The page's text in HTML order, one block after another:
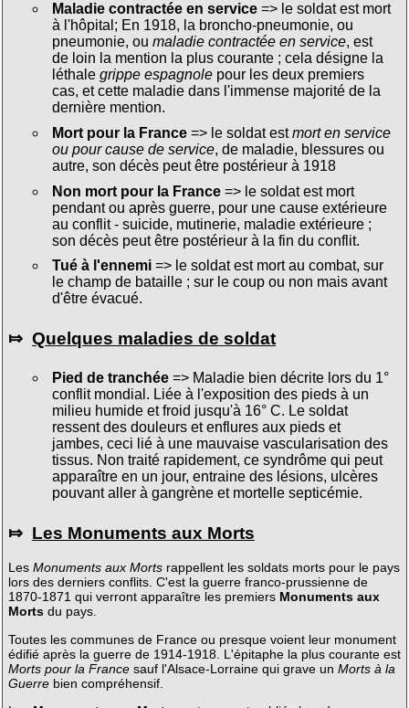
Maladie contractée en service=> le soldat est mort
à l'hôpital; En 1918, la broncho-pneumonie, ou
pneumonie, ou maladie contractée en service, est
de loin la mention la plus courante ; cela désigne la
léthale grippe espagnolepour les deux premiers
cas, et cette maladie dans l'immense majorité de la
dernière mention.
Mort pour la France=> le soldat estmort en service
ou pour cause de service, de maladie, blessures ou
autre, son décès peut être postérieur à 1918
Non mort pour la France=> le soldat est mort
pendant ou après guerre, pour une cause extérieure
au conflit - suicide, mutinerie, maladie extérieure ;
son décès peut être postérieur à la fin du conflit.
Tué à l'ennemi=> le soldat est mort au combat, sur
le champ de bataille ; sur le coup ou non mais avant
d'être évacué.
⤇ Quelques maladies de soldat
Pied de tranchée=> Maladie bien décrite lors du 1°
conflit mondial. Liée à l'exposition des pieds à un
milieu humide et froid jusqu'à 16° C. Le soldat
ressent des douleurs et enflures aux pieds et
jambes, ceci lié à une mauvaise vascularisation des
tissus. Non traité rapidement, ce syndrôme qui peut
apparaître en un jour, entraine des lésions, ulcères
pouvant aller à gangrène et mortelle septicémie.
⤇ Les Monuments aux Morts
Les Monuments aux Mortsrappellent les soldats morts pour le pays
lors des derniers conflits. C'est la guerre franco-prussienne de
1870-1871 qui verront apparaître les premiers Monuments aux
Mortsdu pays.
Toutes les communes de France ou presque voient leur monument
édifié après la guerre de 1914-1918. L'épitaphe la plus courante est
Morts pour la Francesauf l'Alsace-Lorraine qui grave un Morts à la
Guerrebien compréhensif.